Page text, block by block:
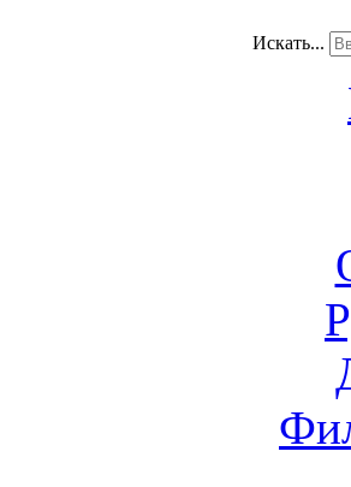
Искать...